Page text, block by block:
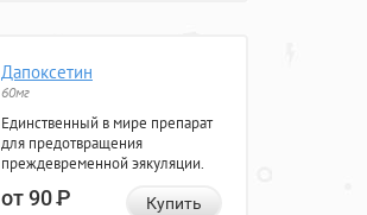
Дапоксетин
60мг
Единственный в мире препарат
для предотвращения
преждевременной эякуляции.
от 90Р Купить